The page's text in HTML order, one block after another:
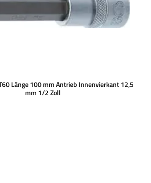
Länge 100 mm Antrieb Innenvierkant 12,5
mm 1/2 Zoll